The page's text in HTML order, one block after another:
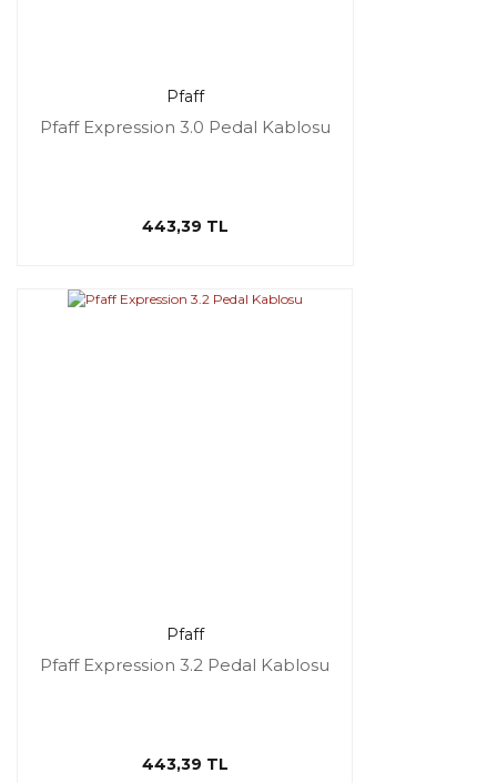
Pfaff
Pfaff Expression 3.0 Pedal Kablosu
443,39 TL
Pfaff
Pfaff Expression 3.2 Pedal Kablosu
443,39 TL